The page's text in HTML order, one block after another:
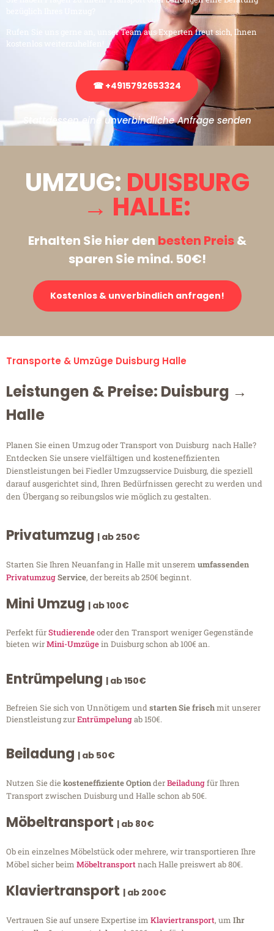
Rufen Sie uns gerne an, unser Team aus Experten freut sich, Ihnen
kostenlos weiterzuhelfen!
☎ +4915792653324
Stattdessen eine unverbindliche Anfrage senden
UMZUG: DUISBURG
→ HALLE:
Erhalten Sie hier den besten Preis&
sparen Sie mind. 50€!
Kostenlos & unverbindlich anfragen!
Transporte & Umzüge Duisburg Halle
Leistungen & Preise: Duisburg →
Halle
Planen Sie einen Umzug oder Transport von Duisburg nach Halle?
Entdecken Sie unsere vielfältigen und kosteneffizienten
Dienstleistungen bei Fiedler Umzugsservice Duisburg, die speziell
darauf ausgerichtet sind, Ihren Bedürfnissen gerecht zu werden und
den Übergang so reibungslos wie möglich zu gestalten.
Privatumzug | ab 250€
Starten Sie Ihren Neuanfang in Halle mit unserem umfassenden
PrivatumzugService, der bereits ab 250€ beginnt.
Mini Umzug | ab 100€
Perfekt fürStudierendeoder den Transport weniger Gegenstände
bieten wirMini-Umzügein Duisburg schon ab 100€ an.
Entrümpelung | ab 150€
Befreien Sie sich von Unnötigem undstarten Sie frischmit unserer
Dienstleistung zurEntrümpelungab 150€.
Beiladung | ab 50€
Nutzen Sie diekosteneffiziente OptionderBeiladungfür Ihren
Transport zwischen Duisburg und Halle schon ab 50€.
Möbeltransport | ab 80€
Ob ein einzelnes Möbelstück oder mehrere, wir transportieren Ihre
Möbel sicher beim Möbeltransportnach Halle preiswert ab 80€.
Klaviertransport | ab 200€
Vertrauen Sie auf unsere Expertise im Klaviertransport, um Ihr